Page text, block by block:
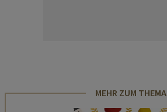
MEHR ZUM THEMA